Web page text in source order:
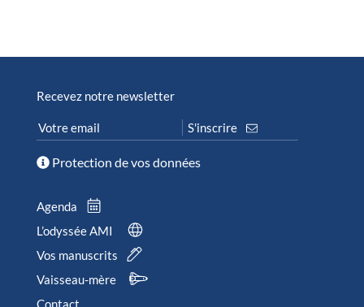
Recevez notre newsletter
Protection de vos données
Agenda
L’odyssée AMI
Vos manuscrits
Vaisseau-mère
Contact